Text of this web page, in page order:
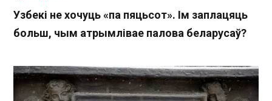
Узбекі не хочуць «па пяцьсот». Ім заплацяць
больш, чым атрымлівае палова беларусаў?